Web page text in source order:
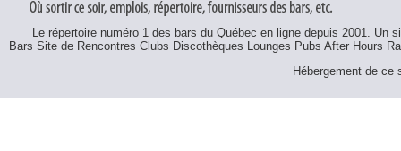
Le répertoire numéro 1 des bars du Québec en ligne depuis 2001.
Bars Site de Rencontres Clubs Discothèques Lounges Pubs After Hours
Hébergement de ce